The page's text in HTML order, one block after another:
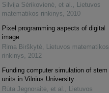
Silvija Sėrikovienė, et al.
Lietuvos
matematikos rinkinys
2010
Pixel programming aspects of digital
image
Rima Birškytė Lietuvos matematikos
rinkinys
2012
Funding computer simulation of stem
units in Vilnius University
Rūta Jegnoraitė, et al.
Lietuvos